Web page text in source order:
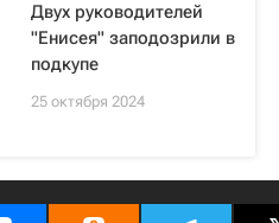
Двух руководителей
"Енисея" заподозрили в
подкупе
25 октября 2024